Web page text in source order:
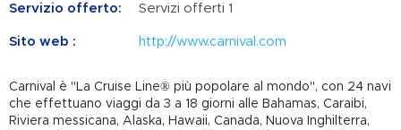
Servizio offerto: Servizi offerti 1
Sito web : http://www.carnival.com
Carnival è "La Cruise Line® più popolare al mondo", con 24 navi
che effettuano viaggi da 3 a 18 giorni alle Bahamas, Caraibi,
Riviera messicana, Alaska, Hawaii, Canada, Nuova Inghilterra,